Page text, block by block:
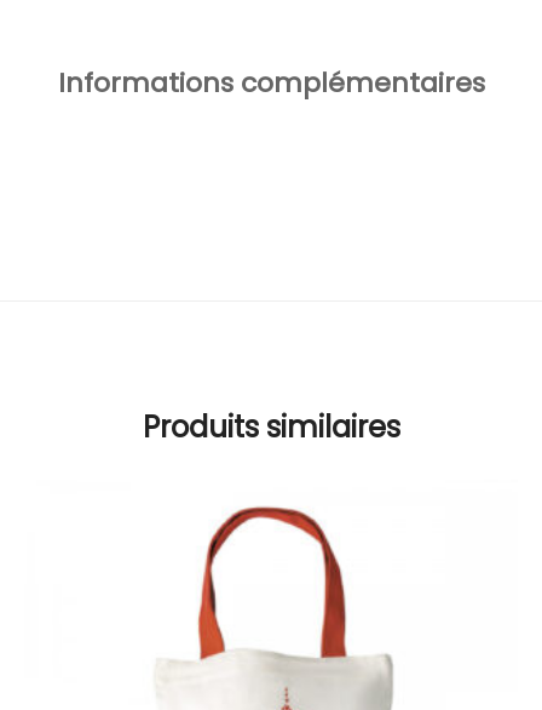
Informations complémentaires
Produits similaires